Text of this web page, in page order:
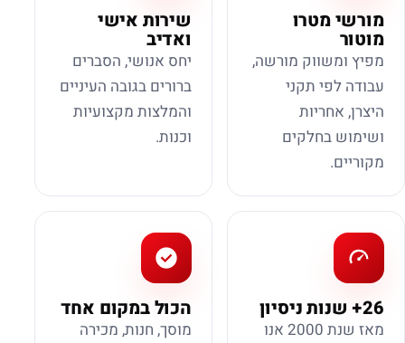
מורשי מטרו
מוטור
מפיץ ומשווק מורשה,
עבודה לפי תקני
היצרן, אחריות
ושימוש בחלקים
מקוריים.
שירות אישי
ואדיב
יחס אנושי, הסברים
ברורים בגובה העיניים
והמלצות מקצועיות
וכנות.
26+ שנות ניסיון
מאז שנת 2000 אנו
הכול במקום אחד
מוסך, חנות, מכירה